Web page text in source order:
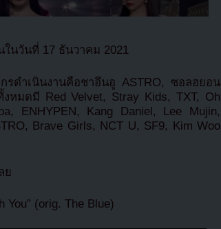
ในวันที่ 17 ธันวาคม 2021
ดำเนินงานคือชาอึนอู ASTRO, ซอลฮยอน
หมดมี Red Velvet, Stray Kids, TXT, Oh
ENHYPEN, Kang Daniel, Lee Mujin,
Brave Girls, NCT U, SF9, Kim Woo
ย
You” (orig. The Blue)